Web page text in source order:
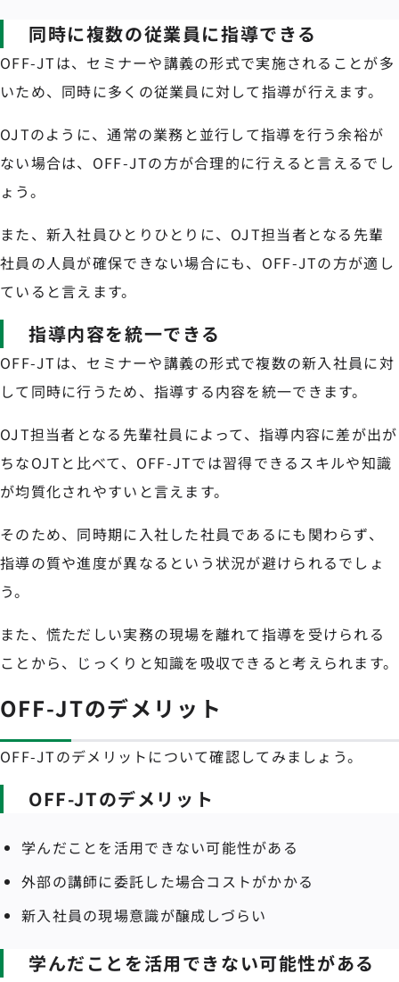
同時に複数の従業員に指導できる
OFF-JTは、セミナーや講義の形式で実施されることが多
いため、同時に多くの従業員に対して指導が行えます。
OJTのように、通常の業務と並行して指導を行う余裕が
ない場合は、OFF-JTの方が合理的に行えると言えるでし
ょう。
また、新入社員ひとりひとりに、OJT担当者となる先輩
社員の人員が確保できない場合にも、OFF-JTの方が適し
ていると言えます。
指導内容を統一できる
OFF-JTは、セミナーや講義の形式で複数の新入社員に対
して同時に行うため、指導する内容を統一できます。
OJT担当者となる先輩社員によって、指導内容に差が出が
ちなOJTと比べて、OFF-JTでは習得できるスキルや知識
が均質化されやすいと言えます。
そのため、同時期に入社した社員であるにも関わらず、
指導の質や進度が異なるという状況が避けられるでしょ
う。
また、慌ただしい実務の現場を離れて指導を受けられる
ことから、じっくりと知識を吸収できると考えられます。
OFF-JTのデメリット
OFF-JTのデメリットについて確認してみましょう。
OFF-JTのデメリット
学んだことを活用できない可能性がある
外部の講師に委託した場合コストがかかる
新入社員の現場意識が醸成しづらい
学んだことを活用できない可能性がある